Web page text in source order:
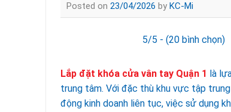
Posted on 23/04/2026 by KC-Mi
5/5 - (20 bình chọn)
Lắp đặt khóa cửa vân tay Quận 1 là
trung tâm. Với đặc thù khu vực tập
động kinh doanh liên tục, việc sử dụng